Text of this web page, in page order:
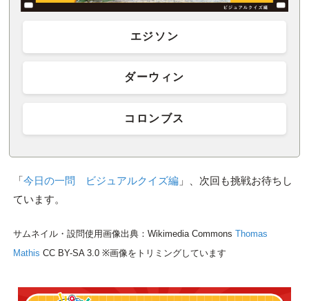
エジソン
ダーウィン
コロンブス
「今日の一問 ビジュアルクイズ編」、次回も挑戦お待ちし
ています。
サムネイル・設問使用画像出典：Wikimedia Commons Thomas
Mathis CC BY-SA 3.0 ※画像をトリミングしています